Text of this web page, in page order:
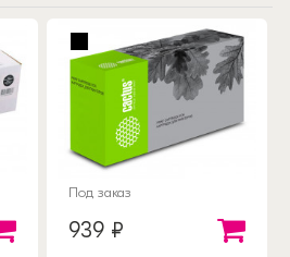
Под заказ
939 ₽